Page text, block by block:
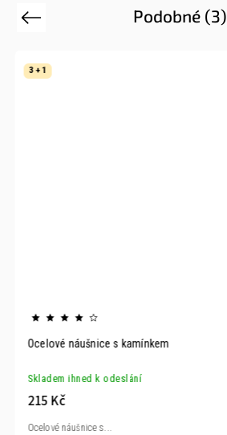
Podobné (3)
Previous
3 + 1
Ocelové náušnice s kamínkem
Skladem ihned k odeslání
215 Kč
Ocelové náušnice s...